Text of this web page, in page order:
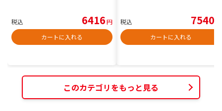
税込 6416円
カートに入れる
税込 7540
カートに入れる
このカテゴリをもっと見る